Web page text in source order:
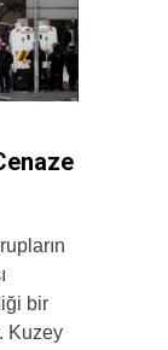
bir
Kuzey